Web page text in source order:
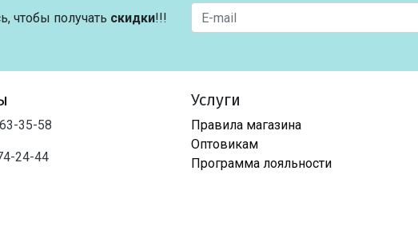
чтобы получать скидки!!!
35-58
24-44
Услуги
Правила магазина
Оптовикам
Программа лояльности